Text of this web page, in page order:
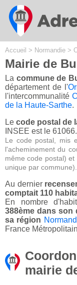
Accueil > Normandie >
Mairie de
La commune de
département de l'
l'intercommunalité
de la Haute-Sarthe.
Lecode postal de
INSEE est le 61066.
Le code postal, mis
l'acheminement du
même code postal)
unique par commune).
Au dernier
comptait 110
En nombre
388ème dans son
sa région
France
mairie
Cookies